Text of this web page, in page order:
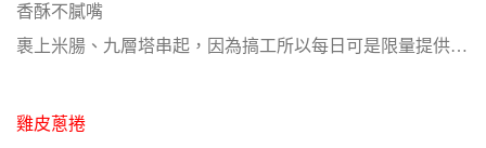
香酥不膩嘴
裹上米腸、九層塔串起，因為搞工所以每日可是限量提供…
雞皮蔥捲